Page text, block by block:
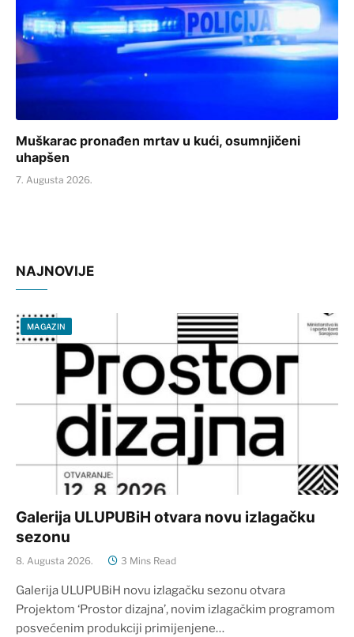
Muškarac pronađen mrtav u kući, osumnjičeni
uhapšen
7. Augusta 2026.
NAJNOVIJE
MAGAZIN
Galerija ULUPUBiH otvara novu izlagačku
sezonu
8. Augusta 2026. 3 Mins Read
Galerija ULUPUBiH novu izlagačku sezonu otvara
Projektom ‘Prostor dizajna’, novim izlagačkim programom
posvećenim produkciji primijenjene…